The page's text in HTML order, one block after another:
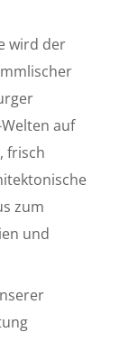
wird der
auf
frisch
zum
und